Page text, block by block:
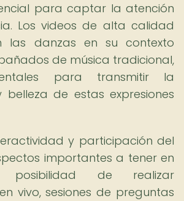
para captar la atención
Los videos de alta calidad
las danzas en su contexto
de música tradicional,
para transmitir la
de estas expresiones
y participación del
importantes a tener en
posibilidad de realizar
vivo, sesiones de preguntas